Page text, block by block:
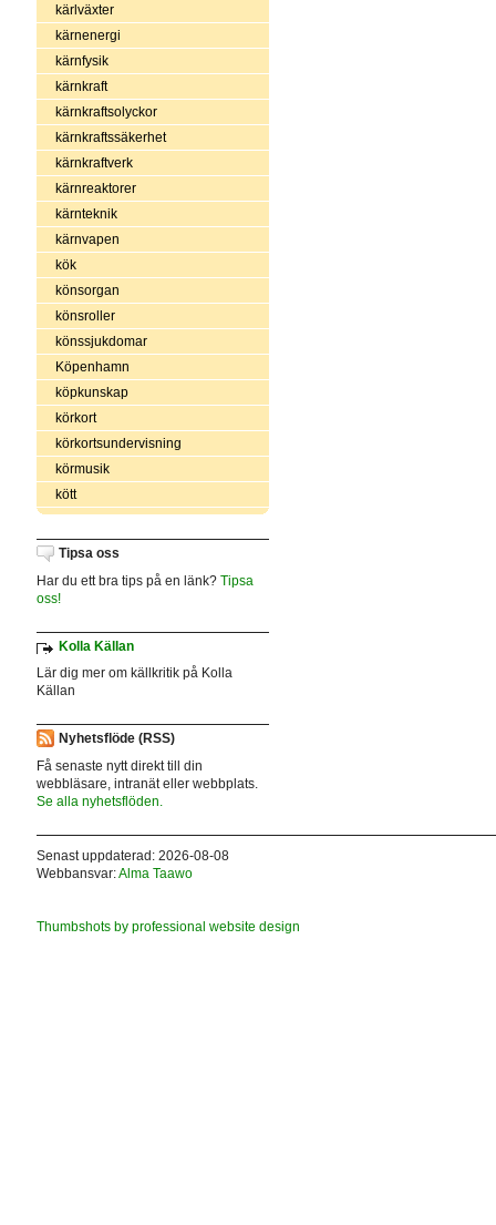
kärlväxter
kärnenergi
kärnfysik
kärnkraft
kärnkraftsolyckor
kärnkraftssäkerhet
kärnkraftverk
kärnreaktorer
kärnteknik
kärnvapen
kök
könsorgan
könsroller
könssjukdomar
Köpenhamn
köpkunskap
körkort
körkortsundervisning
körmusik
kött
Tipsa oss
Har du ett bra tips på en länk? Tipsa
oss!
Kolla Källan
Lär dig mer om källkritik på Kolla
Källan
Nyhetsflöde (RSS)
Få senaste nytt direkt till din
webbläsare, intranät eller webbplats.
Se alla nyhetsflöden.
Senast uppdaterad: 2026-08-08
Webbansvar:Alma Taawo
Thumbshots by professional website design